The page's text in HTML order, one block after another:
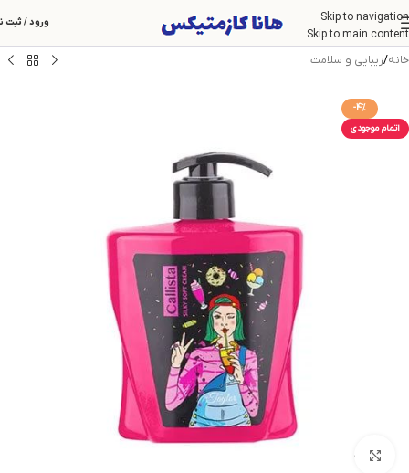
Skip to navigation
Skip to main content
ورود / ثبت
خانه/زیبایی و سلامت
-4%
اتمام موجودی
بزرگنمایی تصویر